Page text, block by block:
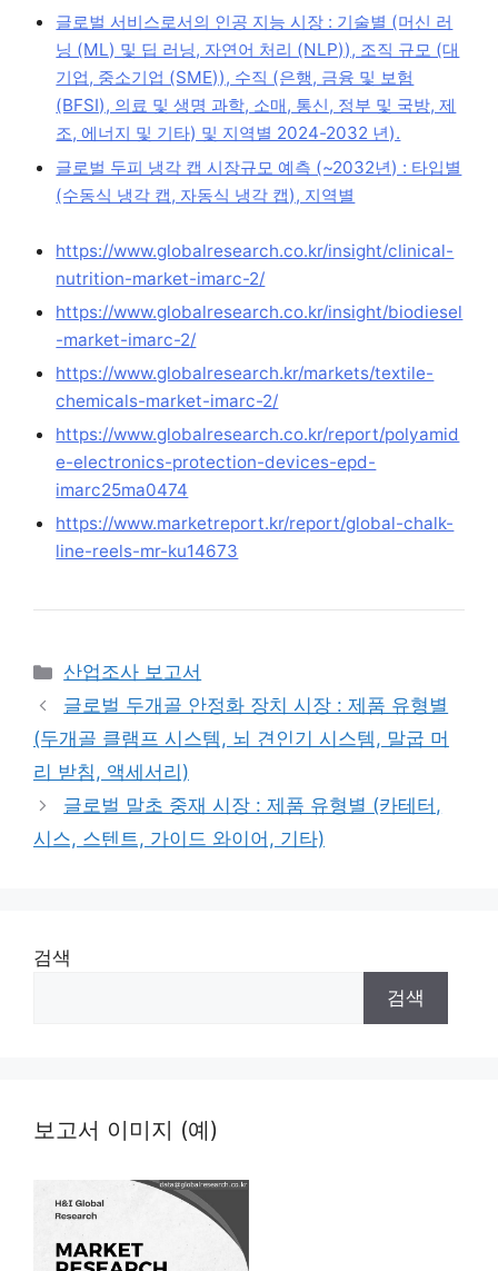
글로벌 서비스로서의 인공 지능 시장 : 기술별 (머신 러
닝 (ML) 및 딥 러닝, 자연어 처리 (NLP)), 조직 규모 (대
기업, 중소기업 (SME)), 수직 (은행, 금융 및 보험
(BFSI), 의료 및 생명 과학, 소매, 통신, 정부 및 국방, 제
조, 에너지 및 기타) 및 지역별 2024-2032 년).
글로벌 두피 냉각 캡 시장규모 예측 (~2032년) : 타입별
(수동식 냉각 캡, 자동식 냉각 캡), 지역별
https://www.globalresearch.co.kr/insight/clinical-
nutrition-market-imarc-2/
https://www.globalresearch.co.kr/insight/biodiesel
-market-imarc-2/
https://www.globalresearch.kr/markets/textile-
chemicals-market-imarc-2/
https://www.globalresearch.co.kr/report/polyamid
e-electronics-protection-devices-epd-
imarc25ma0474
https://www.marketreport.kr/report/global-chalk-
line-reels-mr-ku14673
Categories
산업조사 보고서
글로벌 두개골 안정화 장치 시장 : 제품 유형별
(두개골 클램프 시스템, 뇌 견인기 시스템, 말굽 머
리 받침, 액세서리)
글로벌 말초 중재 시장 : 제품 유형별 (카테터,
시스, 스텐트, 가이드 와이어, 기타)
검색
검색
보고서 이미지 (예)